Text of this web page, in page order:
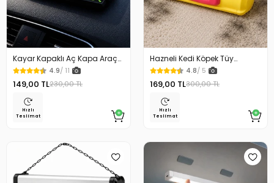
Kayar Kapaklı Aç Kapa Araç
Torpido Üstü Fosforlu
Numaratör Park Numaratörü
4.9/ 11
149,00 TL230,00 TL
Hızlı
Teslimat
Hazneli Kedi Köpek Tüy
Temizleyici Kıl Toplayıcı Ördek
Tasarımlı
4.8/ 5
169,00 TL300,00 TL
Hızlı
Teslimat